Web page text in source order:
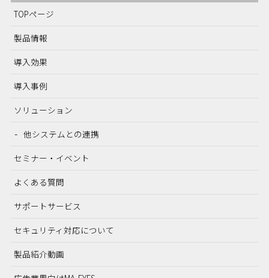
TOPページ
製品情報
導入効果
導入事例
ソリューション
他システムとの連携
セミナー・イベント
よくある質問
サポートサービス
セキュリティ対応について
製品紹介動画